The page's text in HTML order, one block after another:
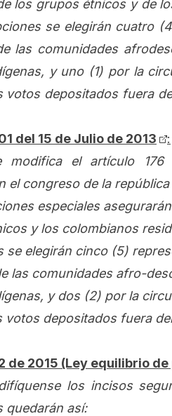
los grupos étnicos y de
se elegirán cuatro
las comunidades
y uno (1) por la
votos depositados fuera
del 15 de Julio de 2013
:
modifica el artículo 176
el congreso de la
especiales
y los colombianos
se elegirán cinco (5)
las comunidades afro-
y dos (2) por la
votos depositados fuera
de 2015 (Ley equilibrio de
los incisos
quedarán así: